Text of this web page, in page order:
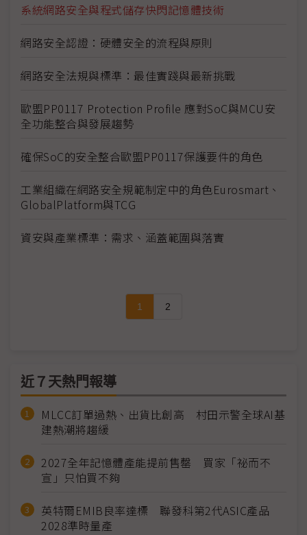
系統網路安全與程式儲存快閃記憶體技術
網路安全認證：硬體安全的流程與原則
網路安全法規與標準：最佳實踐與最新挑戰
歐盟PP0117 Protection Profile 應對SoC與MCU安
全功能整合與發展趨勢
確保SoC的安全整合歐盟PP0117保護要件的角色
工業組織在網路安全規範制定中的角色Eurosmart、
GlobalPlatform與TCG
資安與產業標準：需求、涵蓋範圍與落實
1 2
近７天熱門報導
MLCC訂單過熱、出貨比創高 村田示警全球AI基
建熱潮將趨緩
2027全年記憶體產能提前售罄 買家「祕而不
宣」只怕買不夠
英特爾EMIB良率達標 聯發科第2代ASIC產品
2028準時量產